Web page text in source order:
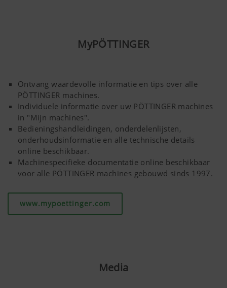
MyPÖTTINGER
Ontvang waardevolle informatie en tips over alle
PÖTTINGER machines.
Individuele informatie over uw PÖTTINGER machines
in "Mijn machines".
Bedieningshandleidingen, onderdelenlijsten,
onderhoudsinformatie en alle technische details
online beschikbaar.
Machinespecifieke documentatie online beschikbaar
voor alle PÖTTINGER machines gebouwd sinds 1997.
www.mypoettinger.com
Media